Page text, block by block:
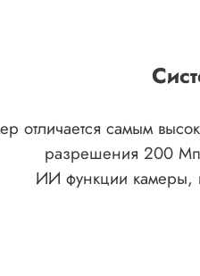
отличается самым
разрешения 200 Мп
ИИ функции камеры,